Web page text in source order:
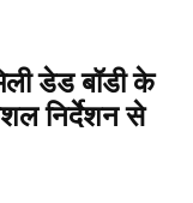
डेड बॉडी के
निर्देशन से